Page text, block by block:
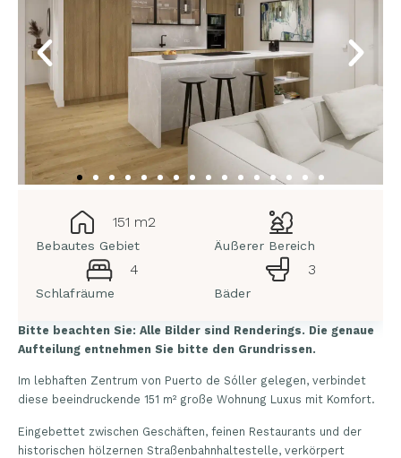
151 m2
Bebautes Gebiet Äußerer Bereich
4
Schlafräume
3
Bäder
Bitte beachten Sie: Alle Bilder sind Renderings. Die genaue
Aufteilung entnehmen Sie bitte den Grundrissen.
Im lebhaften Zentrum von Puerto de Sóller gelegen, verbindet
diese beeindruckende 151 m² große Wohnung Luxus mit Komfort.
Eingebettet zwischen Geschäften, feinen Restaurants und der
historischen hölzernen Straßenbahnhaltestelle, verkörpert